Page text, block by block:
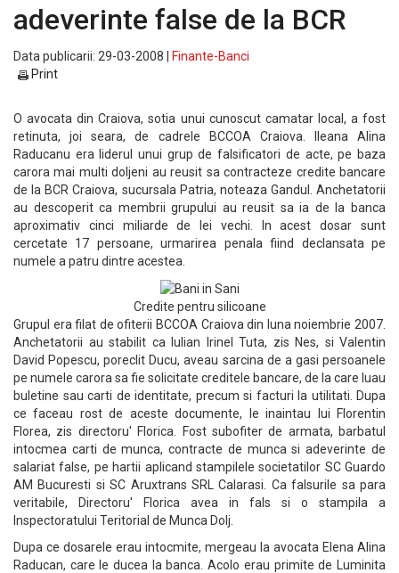
adeverinte false de la BCR
Data publicarii: 29-03-2008 |
Finante-Banci
Print
O avocata din Craiova, sotia unui cunoscut camatar local, a fost
retinuta, joi seara, de cadrele BCCOA Craiova. Ileana Alina
Raducanu era liderul unui grup de falsificatori de acte, pe baza
carora mai multi doljeni au reusit sa contracteze credite bancare
de la BCR Craiova, sucursala Patria, noteaza Gandul. Anchetatorii
au descoperit ca membrii grupului au reusit sa ia de la banca
aproximativ cinci miliarde de lei vechi. In acest dosar sunt
cercetate 17 persoane, urmarirea penala fiind declansata pe
numele a patru dintre acestea.
Credite pentru silicoane
Grupul era filat de ofiterii BCCOA Craiova din luna noiembrie 2007.
Anchetatorii au stabilit ca Iulian Irinel Tuta, zis Nes, si Valentin
David Popescu, poreclit Ducu, aveau sarcina de a gasi persoanele
pe numele carora sa fie solicitate creditele bancare, de la care luau
buletine sau carti de identitate, precum si facturi la utilitati. Dupa
ce faceau rost de aceste documente, le inaintau lui Florentin
Florea, zis directoru' Florica. Fost subofiter de armata, barbatul
intocmea carti de munca, contracte de munca si adeverinte de
salariat false, pe hartii aplicand stampilele societatilor SC Guardo
AM Bucuresti si SC Aruxtrans SRL Calarasi. Ca falsurile sa para
veritabile, Directoru' Florica avea in fals si o stampila a
Inspectoratului Teritorial de Munca Dolj.
Dupa ce dosarele erau intocmite, mergeau la avocata Elena Alina
Raducan, care le ducea la banca. Acolo erau primite de Luminita